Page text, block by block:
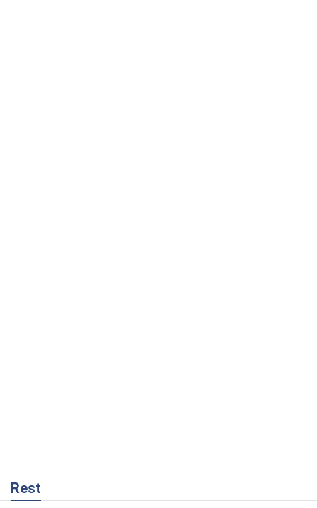
Rest